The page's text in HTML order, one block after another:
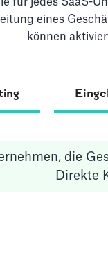
eines
können
die
Direkte